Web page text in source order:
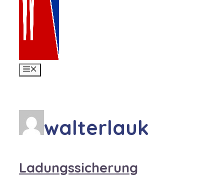
walterlauk
Ladungssicherung